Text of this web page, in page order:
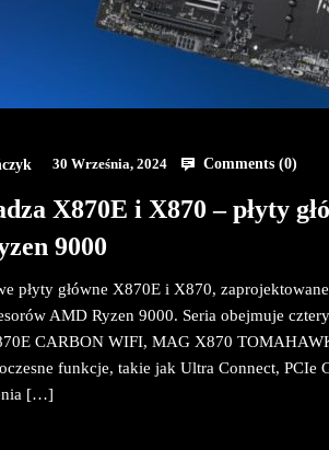
30 Września, 2024 Comments (0)
X870E i X870 – płyty
9000
płyty główne X870E i X870,
AMD Ryzen 9000. Seria obejmuje
CARBON WIFI, MAG X870
funkcje, takie jak Ultra Connect, PCIe
[…]